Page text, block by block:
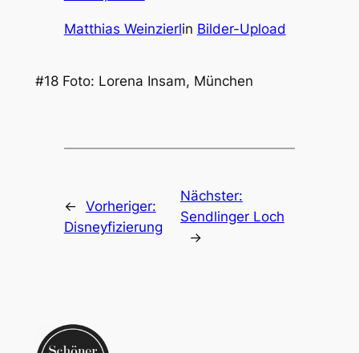
Matthias Weinzierlin Bilder-Upload
#18 Foto: Lorena Insam, München
← Vorheriger:
Disneyfizierung
Nächster:
Sendlinger Loch
→